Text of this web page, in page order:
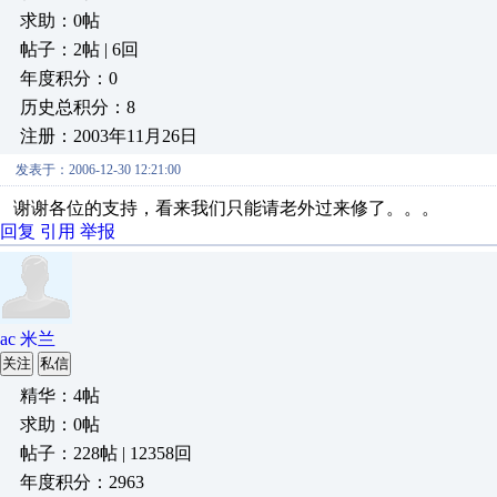
求助：0帖
帖子：2帖 | 6回
年度积分：0
历史总积分：8
注册：2003年11月26日
发表于：2006-12-30 12:21:00
谢谢各位的支持，看来我们只能请老外过来修了。。。
回复 引用 举报
ac 米兰
关注 私信
精华：4帖
求助：0帖
帖子：228帖 | 12358回
年度积分：2963